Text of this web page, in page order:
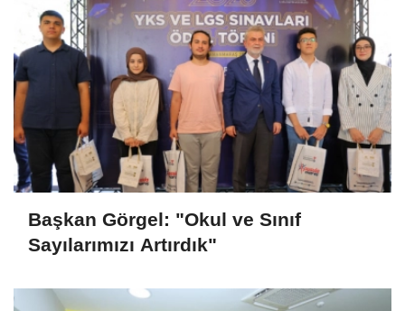
Başkan Görgel: "Okul ve Sınıf
Sayılarımızı Artırdık"